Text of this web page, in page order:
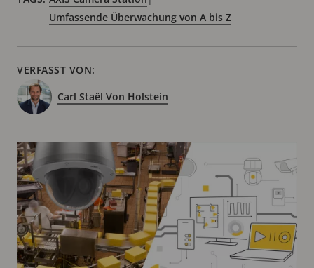
Umfassende Überwachung von A bis Z
VERFASST VON:
Carl Staël Von Holstein